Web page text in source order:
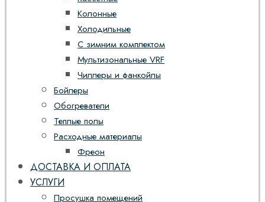
Колонные
Холодильные
С зимним комплектом
Мультизональные VRF
Чиллеры и фанкойлы
Бойлеры
Обогреватели
Теплые полы
Расходные материалы
Фреон
ДОСТАВКА И ОПЛАТА
УСЛУГИ
Просушка помещений